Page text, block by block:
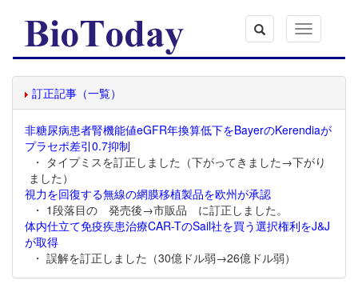
Toggle
navigation
訂正記事（一覧）
非糖尿病患者腎機能値eGFR年換算低下をBayerのKerendiaが
プラセボ差引0.7抑制
・ タイプミスを訂正しました（下がってきました→下がり
ました）
視力を回復する無線の網膜移植製品を欧州が承認
・ 1段落目の 発売後→市販品 に訂正しました。
体内仕立て免疫疾患治療CAR-TのSail社を買う選択権利をJ&J
が取得
・ 誤解を訂正しました（30億ドル弱→26億ドル弱）